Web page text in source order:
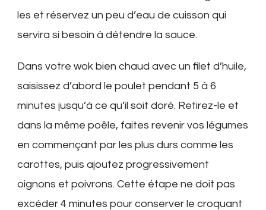
les et réservez un peu d’eau de cuisson qui
servira si besoin à détendre la sauce.
Dans votre wok bien chaud avec un filet d’huile,
saisissez d’abord le poulet pendant 5 à 6
minutes jusqu’à ce qu’il soit doré. Retirez-le et
dans la même poêle, faites revenir vos légumes
en commençant par les plus durs comme les
carottes, puis ajoutez progressivement
oignons et poivrons. Cette étape ne doit pas
excéder 4 minutes pour conserver le croquant